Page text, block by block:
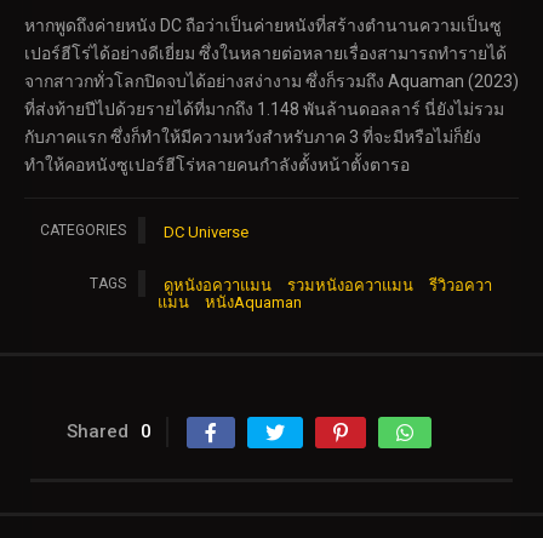
หากพูดถึงค่ายหนัง DC ถือว่าเป็นค่ายหนังที่สร้างตำนานความเป็นซู
เปอร์ฮีโร่ได้อย่างดีเยี่ยม ซึ่งในหลายต่อหลายเรื่องสามารถทำรายได้
จากสาวกทั่วโลกปิดจบได้อย่างสง่างาม ซึ่งก็รวมถึง Aquaman (2023)
ที่ส่งท้ายปีไปด้วยรายได้ที่มากถึง 1.148 พันล้านดอลลาร์ นี่ยังไม่รวม
กับภาคแรก ซึ่งก็ทำให้มีความหวังสำหรับภาค 3 ที่จะมีหรือไม่ก็ยัง
ทำให้คอหนังซูเปอร์ฮีโร่หลายคนกำลังตั้งหน้าตั้งตารอ
CATEGORIES DC Universe
TAGS ดูหนังอควาแมน รวมหนังอควาแมน
รีวิวอควา
แมน
หนังAquaman
Shared 0